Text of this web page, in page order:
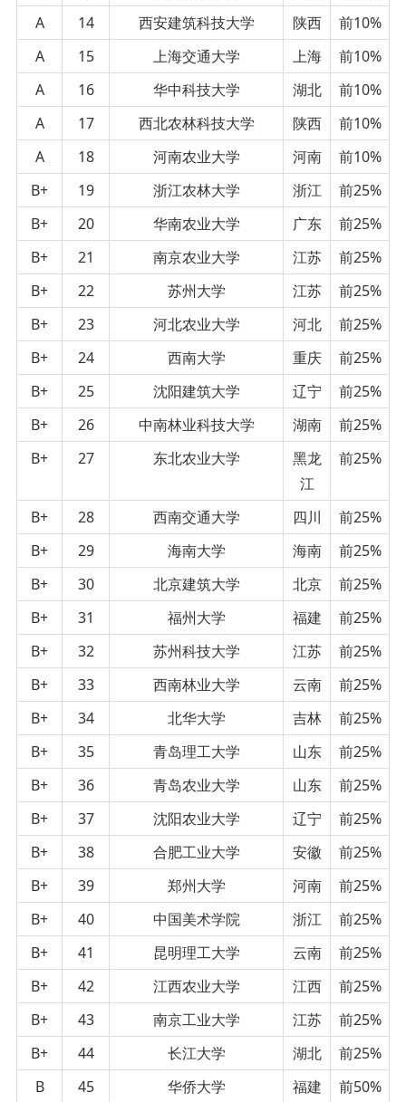
A
14 西安建筑科技大学 陕西
前10%
A
15 上海交通大学 上海
前10%
A
16 华中科技大学 湖北
前10%
A
17 西北农林科技大学 陕西
前10%
A
18 河南农业大学 河南
前10%
B+
19 浙江农林大学 浙江
前25%
B+
20 华南农业大学 广东
前25%
B+
21 南京农业大学 江苏
前25%
B+
22 苏州大学 江苏
前25%
B+
23 河北农业大学 河北
前25%
B+
24 西南大学 重庆
前25%
B+
25 沈阳建筑大学 辽宁
前25%
B+
26 中南林业科技大学 湖南
前25%
B+
27 东北农业大学
黑龙
江
前25%
B+ 28 西南交通大学 四川
前25%
B+
29 海南大学 海南
前25%
B+
30 北京建筑大学 北京
前25%
B+
31 福州大学 福建
前25%
B+
32 苏州科技大学 江苏
前25%
B+
33 西南林业大学 云南
前25%
B+
34 北华大学 吉林
前25%
B+
35 青岛理工大学 山东
前25%
B+
36 青岛农业大学 山东
前25%
B+
37 沈阳农业大学 辽宁
前25%
B+
38 合肥工业大学 安徽
前25%
B+
39 郑州大学 河南
前25%
B+
40 中国美术学院 浙江
前25%
B+
41 昆明理工大学 云南
前25%
B+
42 江西农业大学 江西
前25%
B+
43 南京工业大学 江苏
前25%
B+
44 长江大学 湖北
前25%
B
45 华侨大学 福建 前50%